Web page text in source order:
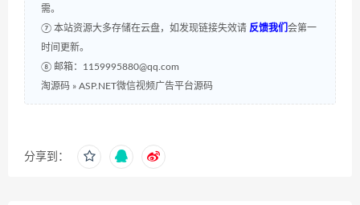
需。
⑦ 本站资源大多存储在云盘，如发现链接失效请 反馈我们 会第一
时间更新。
⑧ 邮箱：1159995880@qq.com
淘源码 » ASP.NET微信视频广告平台源码
分享到：